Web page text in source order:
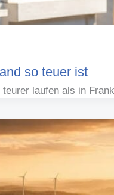
so teuer ist
laufen als in